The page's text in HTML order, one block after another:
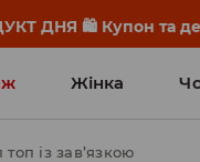
ДНЯ 🛍️ Купон та
Жінка
топ із зав’язкою